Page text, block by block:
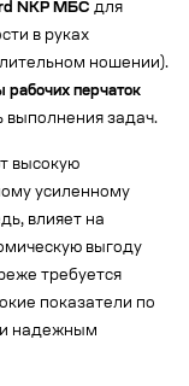
NKP МБС для
в руках
ношении).
рабочих перчаток
выполнения задач.
высокую
усиленному
влияет на
выгоду
требуется
показатели по
надежным